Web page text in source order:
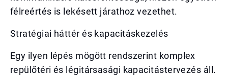
félreértés is lekésett járathoz vezethet.
Stratégiai háttér és kapacitáskezelés
Egy ilyen lépés mögött rendszerint komplex
repülőtéri és légitársasági kapacitástervezés áll.